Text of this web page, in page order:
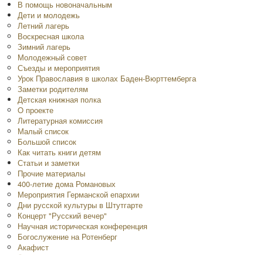
В помощь новоначальным
Дети и молодежь
Летний лагерь
Воскресная школа
Зимний лагерь
Молодежный совет
Съезды и мероприятия
Урок Православия в школах Баден-Вюрттемберга
Заметки родителям
Детская книжная полка
O проекте
Литературная комиссия
Малый список
Большой список
Как читать книги детям
Статьи и заметки
Прочие материалы
400-летие дома Романовых
Мероприятия Германской епархии
Дни русской культуры в Штутгарте
Концерт "Русский вечер"
Научная историческая конференция
Богослужение на Ротенберг
Акафист